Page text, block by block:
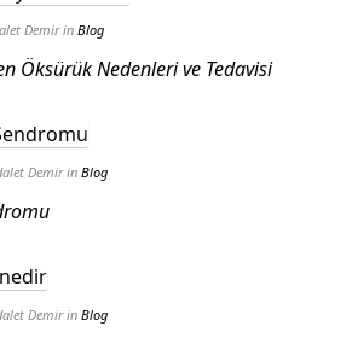
Demirin Blog
Öksürük Nedenleri ve Tedavisi
Demirin Blog
Demirin Blog